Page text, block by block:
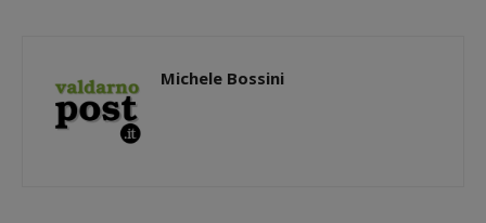
Michele Bossini